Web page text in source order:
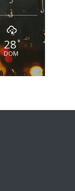
28°
DOM